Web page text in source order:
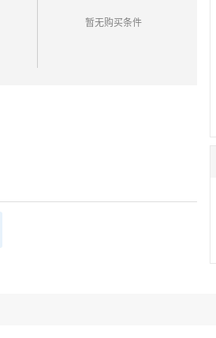
暂无购买条件